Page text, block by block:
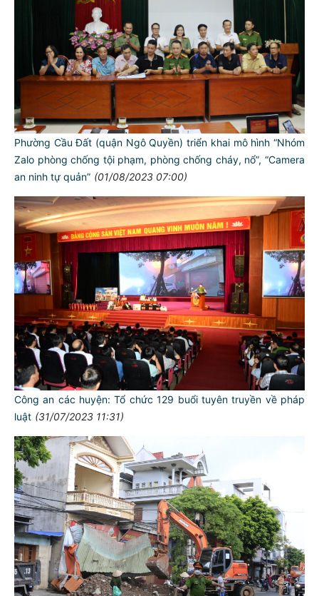
Phường Cầu Đất (quận Ngô Quyền) triển khai mô hình “Nhóm
Zalo phòng chống tội phạm, phòng chống cháy, nổ”, “Camera
an ninh tự quản” (01/08/2023 07:00)
Công an các huyện: Tổ chức 129 buổi tuyên truyền về pháp
luật (31/07/2023 11:31)